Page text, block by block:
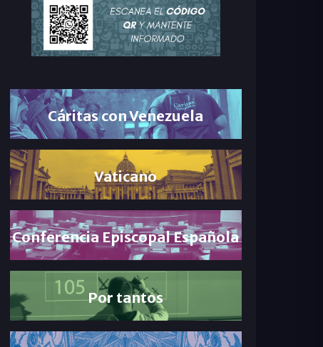
Cáritas con Venezuela
Vaticano
Conferencia Episcopal Española
Por tantos